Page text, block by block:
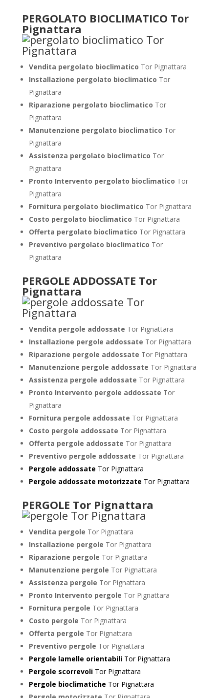
PERGOLATO BIOCLIMATICO Tor
Pignattara
Vendita pergolato bioclimatico Tor Pignattara
Installazione pergolato bioclimatico Tor
Pignattara
Riparazione pergolato bioclimatico Tor
Pignattara
Manutenzione pergolato bioclimatico Tor
Pignattara
Assistenza pergolato bioclimatico Tor
Pignattara
Pronto Intervento pergolato bioclimatico Tor
Pignattara
Fornitura pergolato bioclimatico Tor Pignattara
Costo pergolato bioclimatico Tor Pignattara
Offerta pergolato bioclimatico Tor Pignattara
Preventivo pergolato bioclimatico Tor
Pignattara
PERGOLE ADDOSSATE Tor
Pignattara
Vendita pergole addossate Tor Pignattara
Installazione pergole addossate Tor Pignattara
Riparazione pergole addossate Tor Pignattara
Manutenzione pergole addossate Tor Pignattara
Assistenza pergole addossate Tor Pignattara
Pronto Intervento pergole addossate Tor
Pignattara
Fornitura pergole addossate Tor Pignattara
Costo pergole addossate Tor Pignattara
Offerta pergole addossate Tor Pignattara
Preventivo pergole addossate Tor Pignattara
Pergole addossate Tor Pignattara
Pergole addossate motorizzate Tor Pignattara
PERGOLE Tor Pignattara
Vendita pergole Tor Pignattara
Installazione pergole Tor Pignattara
Riparazione pergole Tor Pignattara
Manutenzione pergole Tor Pignattara
Assistenza pergole Tor Pignattara
Pronto Intervento pergole Tor Pignattara
Fornitura pergole Tor Pignattara
Costo pergole Tor Pignattara
Offerta pergole Tor Pignattara
Preventivo pergole Tor Pignattara
Pergole lamelle orientabiliTor Pignattara
Pergole scorrevoliTor Pignattara
Pergole bioclimatiche Tor Pignattara